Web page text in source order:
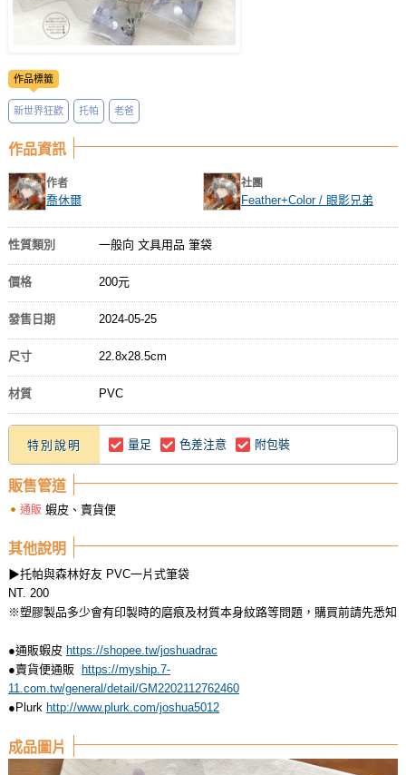
作品標籤
新世界狂歡 托帕 老爸
作品資訊
作者
喬休爾
社團
Feather+Color / 眼影兄弟
性質類別 一般向 文具用品 筆袋
價格 200元
發售日期 2024-05-25
尺寸 22.8x28.5cm
材質 PVC
特別說明 量足 色差注意 附包裝
販售管道
通販蝦皮、賣貨便
其他說明
▶托帕與森林好友 PVC一片式筆袋
NT. 200
※塑膠製品多少會有印製時的磨痕及材質本身紋路等問題，購買前請先悉知
●通販蝦皮 https://shopee.tw/joshuadrac
●賣貨便通販 ​
https://myship.7-
11.com.tw/general/detail/GM2202112762460
●Plurk http://www.plurk.com/joshua5012
成品圖片